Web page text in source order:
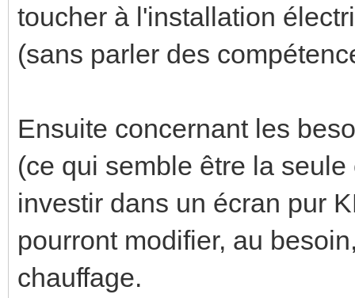
toucher à l'installation
(sans parler des
Ensuite concernant les
(ce qui semble être la
investir dans un écran pur
pourront modifier, au
chauffage.